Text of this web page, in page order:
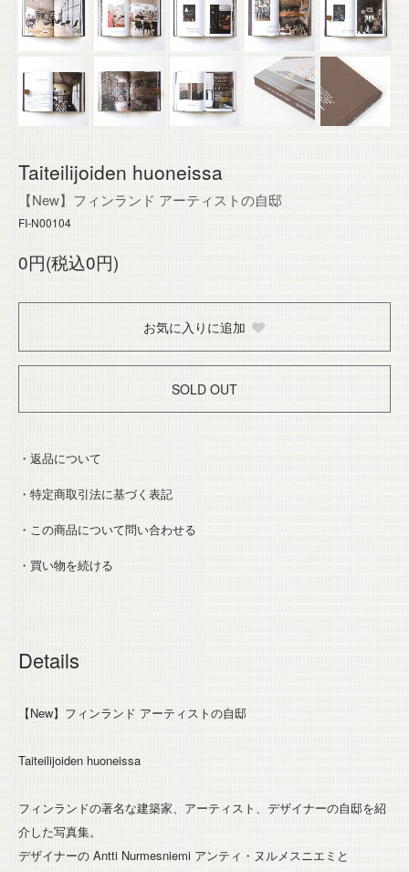
Taiteilijoiden huoneissa
【New】フィンランド アーティストの自邸
FI-N00104
0円(税込0円)
お気に入りに追加
SOLD OUT
・返品について
・特定商取引法に基づく表記
・この商品について問い合わせる
・買い物を続ける
Details
【New】フィンランド アーティストの自邸
Taiteilijoiden huoneissa
フィンランドの著名な建築家、アーティスト、デザイナーの自邸を紹
介した写真集。
デザイナーの Antti Nurmesniemi アンティ・ヌルメスニエミと